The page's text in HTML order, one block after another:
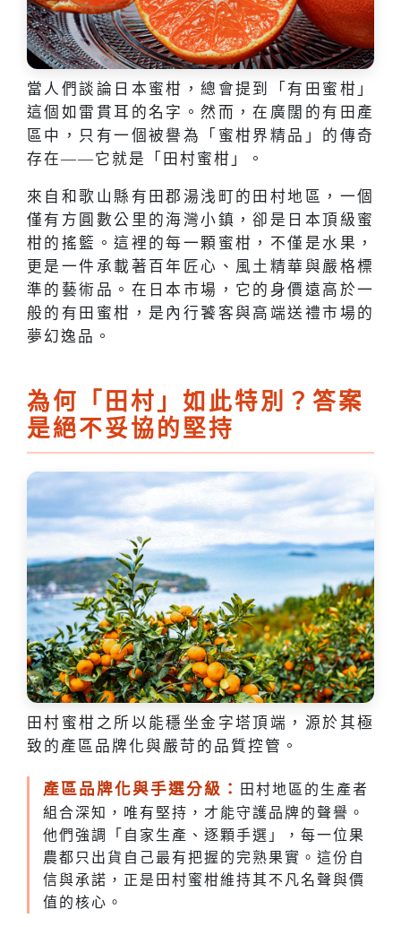
當人們談論日本蜜柑，總會提到「有田蜜柑」
這個如雷貫耳的名字。然而，在廣闊的有田產
區中，只有一個被譽為「蜜柑界精品」的傳奇
存在——它就是「田村蜜柑」。
來自和歌山縣有田郡湯浅町的田村地區，一個
僅有方圓數公里的海灣小鎮，卻是日本頂級蜜
柑的搖籃。這裡的每一顆蜜柑，不僅是水果，
更是一件承載著百年匠心、風土精華與嚴格標
準的藝術品。在日本市場，它的身價遠高於一
般的有田蜜柑，是內行饕客與高端送禮市場的
夢幻逸品。
為何「田村」如此特別？答案
是絕不妥協的堅持
田村蜜柑之所以能穩坐金字塔頂端，源於其極
致的產區品牌化與嚴苛的品質控管。
產區品牌化與手選分級：
田村地區的生產者
組合深知，唯有堅持，才能守護品牌的聲譽。
他們強調「自家生產、逐顆手選」，每一位果
農都只出貨自己最有把握的完熟果實。這份自
信與承諾，正是田村蜜柑維持其不凡名聲與價
值的核心。